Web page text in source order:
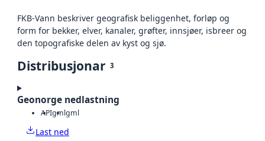
FKB-Vann beskriver geografisk beliggenhet, forløp og
form for bekker, elver, kanaler, grøfter, innsjøer, isbreer og
den topografiske delen av kyst og sjø.
Distribusjonar 3
Geonorge nedlastning
APIgmlgml
Last ned